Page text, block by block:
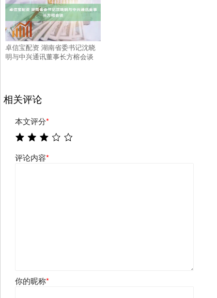
卓信宝配资 湖南省委书记沈晓
明与中兴通讯董事长方榕会谈
相关评论
本文评分*
评论内容*
你的昵称*